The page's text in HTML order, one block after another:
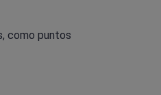
como puntos